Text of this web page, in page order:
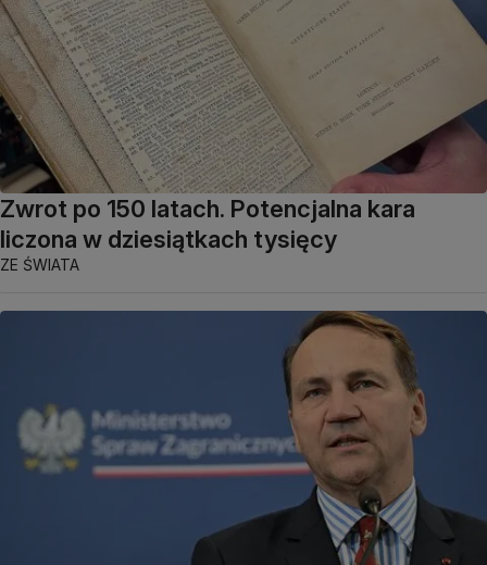
Zwrot po 150 latach. Potencjalna kara
liczona w dziesiątkach tysięcy
ZE ŚWIATA